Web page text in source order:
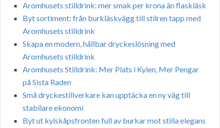
Aromhusets stilldrink: mer smak per krona än flaskläsk
Byt sortiment: från burkläskvägg till stilren tapp med
Aromhusets stilldrink
Skapa en modern, hållbar dryckeslösning med
Aromhusets stilldrink
Aromhusets Stilldrink: Mer Plats i Kylen, Mer Pengar
på Sista Raden
Små dryckestillverkare kan upptäcka en ny väg till
stabilare ekonomi
Byt ut kylskåpsfronten full av burkar mot stilla elegans